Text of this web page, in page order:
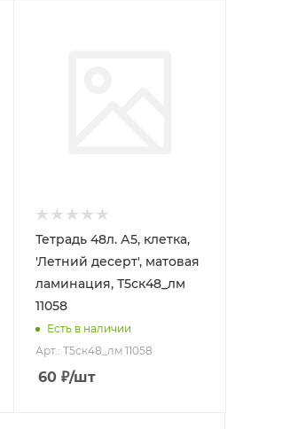
Тетрадь 48л. А5, клетка,
'Летний десерт', матовая
ламинация, Т5ск48_лм
11058
Есть в наличии
Арт.: Т5ск48_лм 11058
60₽/шт